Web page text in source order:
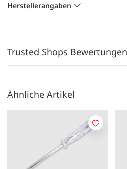
Herstellerangaben
Trusted Shops Bewertungen
Ähnliche Artikel
Merken